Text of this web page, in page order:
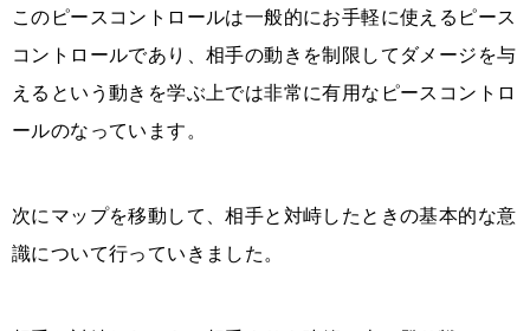
このピースコントロールは一般的にお手軽に使えるピース
コントロールであり、相手の動きを制限してダメージを与
えるという動きを学ぶ上では非常に有用なピースコントロ
ールのなっています。
次にマップを移動して、相手と対峙したときの基本的な意
識について行っていきました。